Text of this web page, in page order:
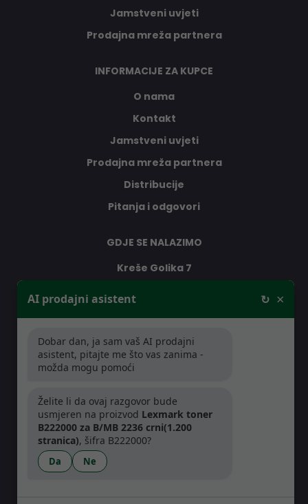
Jamstveni uvjeti
Prodajna mreža partnera
INFORMACIJE ZA KUPCE
O nama
Kontakt
Jamstveni uvjeti
Prodajna mreža partnera
Distribucije
Pitanja i odgovori
GDJE SE NALAZIMO
Kreše Golika 7
RADNO VRIJEME
Pon-Čet: 08:30 - 16:30h
Pet: 08:30 - 16:00h
AI prodajni asistent ↻ ×
Dobar dan, ja sam vaš AI prodajni
asistent, pitajte me što vas zanima -
možda mogu pomoći
Želite li da ovaj razgovor bude
usmjeren na proizvod Lexmark toner
B222000 za B/MB 2236 crni(1.200
stranica), šifra B222000?
Da Ne